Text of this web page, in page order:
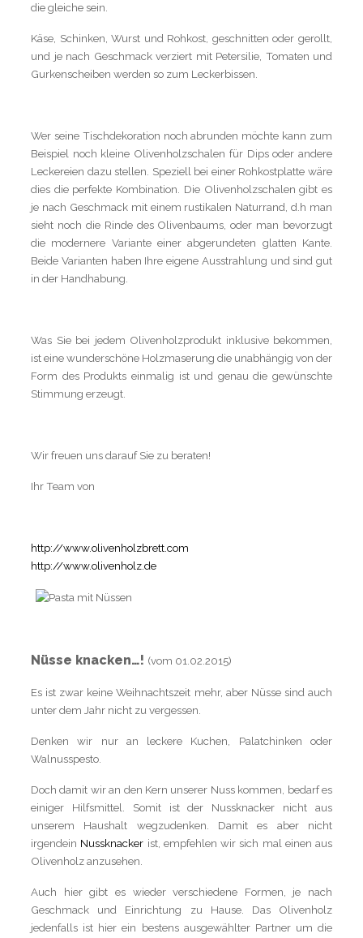
die gleiche sein.
Käse, Schinken, Wurst und Rohkost, geschnitten oder gerollt,
und je nach Geschmack verziert mit Petersilie, Tomaten und
Gurkenscheiben werden so zum Leckerbissen.
Wer seine Tischdekoration noch abrunden möchte kann zum
Beispiel noch kleine Olivenholzschalen für Dips oder andere
Leckereien dazu stellen. Speziell bei einer Rohkostplatte wäre
dies die perfekte Kombination. Die Olivenholzschalen gibt es
je nach Geschmack mit einem rustikalen Naturrand, d.h man
sieht noch die Rinde des Olivenbaums, oder man bevorzugt
die modernere Variante einer abgerundeten glatten Kante.
Beide Varianten haben Ihre eigene Ausstrahlung und sind gut
in der Handhabung.
Was Sie bei jedem Olivenholzprodukt inklusive bekommen,
ist eine wunderschöne Holzmaserung die unabhängig von der
Form des Produkts einmalig ist und genau die gewünschte
Stimmung erzeugt.
Wir freuen uns darauf Sie zu beraten!
Ihr Team von
http://www.olivenholzbrett.com
http://www.olivenholz.de
Nüsse knacken…! (vom 01.02.2015)
Es ist zwar keine Weihnachtszeit mehr, aber Nüsse sind auch
unter dem Jahr nicht zu vergessen.
Denken wir nur an leckere Kuchen, Palatchinken oder
Walnusspesto.
Doch damit wir an den Kern unserer Nuss kommen, bedarf es
einiger Hilfsmittel. Somit ist der Nussknacker nicht aus
unserem Haushalt wegzudenken. Damit es aber nicht
irgendein Nussknacker ist, empfehlen wir sich mal einen aus
Olivenholz anzusehen.
Auch hier gibt es wieder verschiedene Formen, je nach
Geschmack und Einrichtung zu Hause. Das Olivenholz
jedenfalls ist hier ein bestens ausgewählter Partner um die